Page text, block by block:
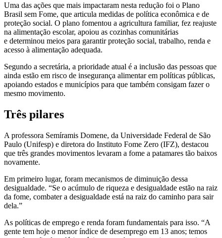
Uma das ações que mais impactaram nesta redução foi o Plano
Brasil sem Fome, que articula medidas de política econômica e de
proteção social. O plano fomentou a agricultura familiar, fez reajuste
na alimentação escolar, apoiou as cozinhas comunitárias
e determinou meios para garantir proteção social, trabalho, renda e
acesso à alimentação adequada.
Segundo a secretária, a prioridade atual é a inclusão das pessoas que
ainda estão em risco de insegurança alimentar em políticas públicas,
apoiando estados e municípios para que também consigam fazer o
mesmo movimento.
Três pilares
A professora Semíramis Domene, da Universidade Federal de São
Paulo (Unifesp) e diretora do Instituto Fome Zero (IFZ), destacou
que três grandes movimentos levaram a fome a patamares tão baixos
novamente.
Em primeiro lugar, foram mecanismos de diminuição dessa
desigualdade. “Se o acúmulo de riqueza e desigualdade estão na raiz
da fome, combater a desigualdade está na raiz do caminho para sair
dela.”
As políticas de emprego e renda foram fundamentais para isso. “A
gente tem hoje o menor índice de desemprego em 13 anos; temos